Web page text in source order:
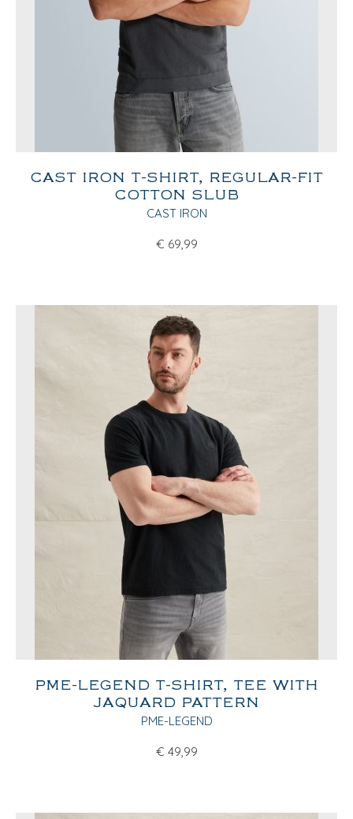
CAST IRON T-SHIRT, REGULAR-FIT
COTTON SLUB
CAST IRON
€ 69,99
PME-LEGEND T-SHIRT, TEE WITH
JAQUARD PATTERN
PME-LEGEND
€ 49,99